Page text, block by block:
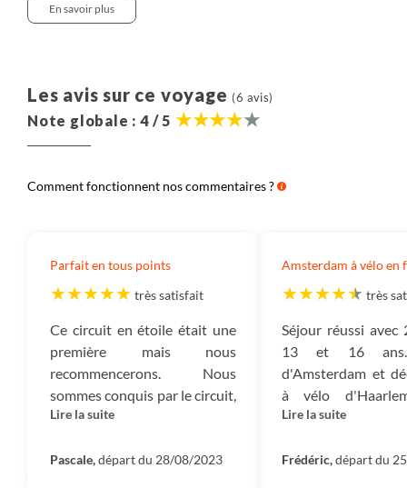
Nous pensons qu’il est important que chaque
voyageur soit informé de la décomposition du prix de
dernières années des coûts de tous les voyages de
Destination : Il s’agit du montant consacré à payer
voyagez : nos partenaires, les guides, les
hébergements, les transferts, les activités, la
nourriture, etc.
Aérien :Il s’agit du montant correspondant au prix
En savoir plus
Les avis sur ce voyage (6 avis)
Note globale : 4 / 5
Comment fonctionnent nos commentaires ?
Parfait en tous points
très satisfait
Ce circuit en étoile était une
première mais nous
recommencerons. Nous
sommes conquis par le circuit,
l’hébergement, le matériel et
disponibilité de notre
Lire la suite
Pascale,départ du 28/08/2023
Amsterdam à vélo en
très
Séjour réussi avec
13 et 16 ans.
d'Amsterdam et
à vélo
Marken. Parcours
grâce à l'appli de
Lire la suite
Frédéric,départ du